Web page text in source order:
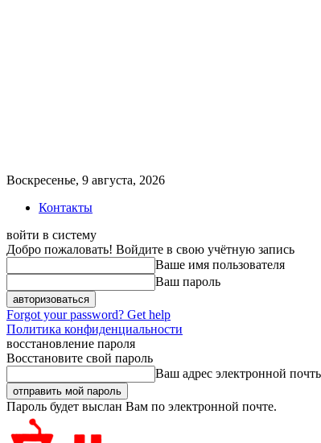
Воскресенье, 9 августа, 2026
Контакты
войти в систему
Добро пожаловать! Войдите в свою учётную запись
Ваше имя пользователя
Ваш пароль
Forgot your password? Get help
Политика конфиденциальности
восстановление пароля
Восстановите свой пароль
Ваш адрес электронной
Пароль будет выслан Вам по электронной почте.